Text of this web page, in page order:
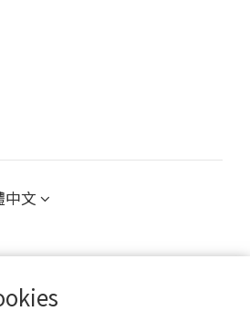
中文
話或簡訊方式通知變更付款方式。